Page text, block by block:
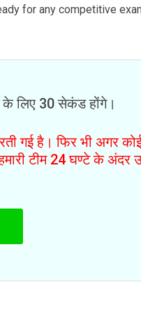
for any competitive
लिए 30 सेकंड होंगे।
गई है। फिर भी अगर
टीम 24 घण्टे के अंदर